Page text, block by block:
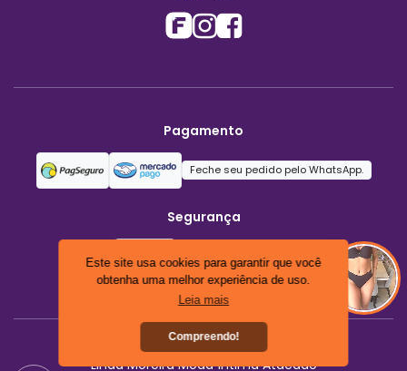
Este site usa cookies para garantir que você
obtenha uma melhor experiência de uso.
Leia mais
Compreendo!
Pagamento
Feche seu pedido pelo WhatsApp.
Segurança
Linda Moreira Moda Íntima Atacado